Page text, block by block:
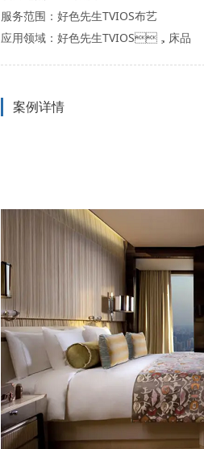
服务范围：好色先生TVIOS布艺
应用领域：好色先生TVIOS，床品
案例详情